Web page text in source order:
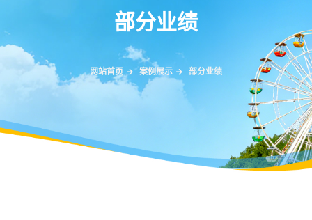
部分业绩
网站首页 案例展示 部分业绩